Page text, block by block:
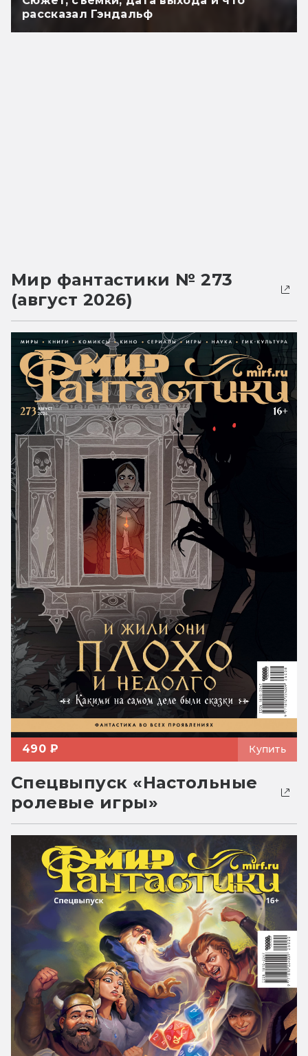
рассказал Гэндальф
Мир фантастики № 273
(август 2026)
490 ₽ Купить
Спецвыпуск «Настольные
ролевые игры»